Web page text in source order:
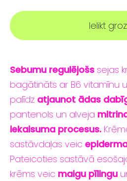
Ielikt
Sebumu regulējošs sejas
bagātināts ar B6 vitamīnu
palīdz atjaunot ādas
pantenols un alveja
iekaisuma procesus.
sastāvdaļas veic
Pateicoties sastāvā
krēms veic maigu pīlingu